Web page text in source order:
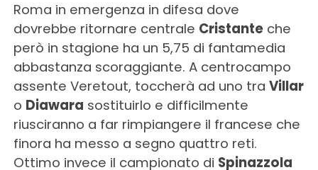
Roma in emergenza in difesa dove
dovrebbe ritornare centrale Cristanteche
però in stagione ha un 5,75 di fantamedia
abbastanza scoraggiante. A centrocampo
assente Veretout, toccherà ad uno tra Villar
o Diawara sostituirlo e difficilmente
riusciranno a far rimpiangere il francese che
finora ha messo a segno quattro reti.
Ottimo invece il campionato di Spinazzola